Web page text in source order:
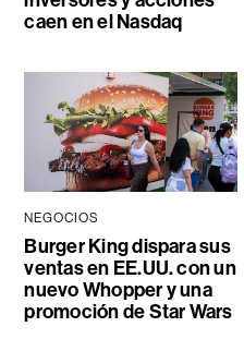
caen en el Nasdaq
NEGOCIOS
Burger King dispara sus
ventas en EE.UU. con un
nuevo Whopper y una
promoción de Star Wars